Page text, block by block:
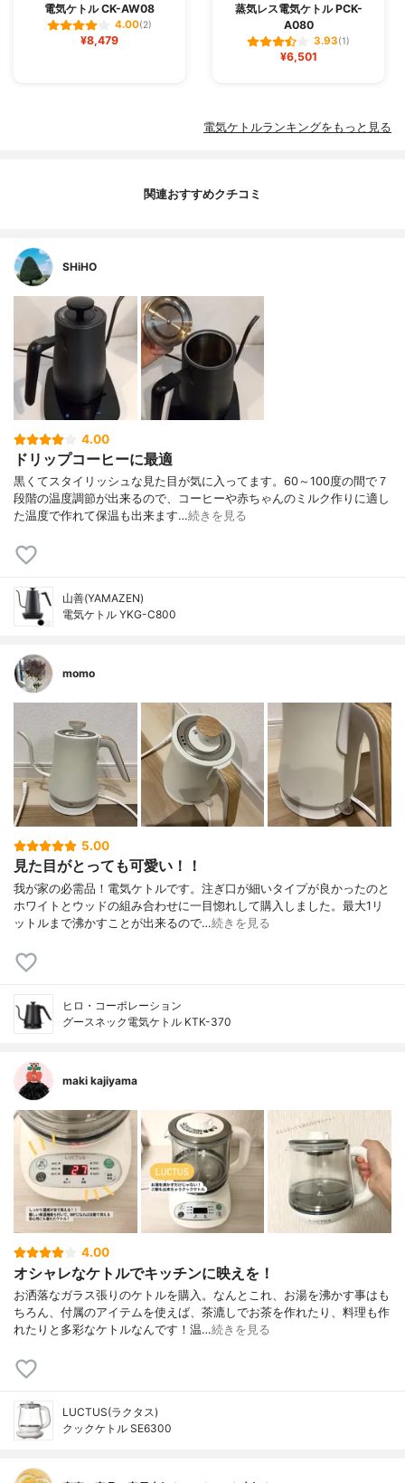
電気ケトル CK-AW08
4.00(2)
¥8,479
蒸気レス電気ケトル PCK-
A080
3.93(1)
¥6,501
電気ケトルランキングをもっと見る
関連おすすめクチコミ
SHiHO
4.00
ドリップコーヒーに最適
黒くてスタイリッシュな見た目が気に入ってます。60～100度の間で７
段階の温度調節が出来るので、コーヒーや赤ちゃんのミルク作りに適し
た温度で作れて保温も出来ます…続きを見る
山善(YAMAZEN)
電気ケトル YKG-C800
momo
5.00
見た目がとっても可愛い！！
我が家の必需品！電気ケトルです。注ぎ口が細いタイプが良かったのと
ホワイトとウッドの組み合わせに一目惚れして購入しました。最大1リ
ットルまで沸かすことが出来るので…続きを見る
ヒロ・コーポレーション
グースネック電気ケトル KTK-370
maki kajiyama
4.00
オシャレなケトルでキッチンに映えを！
お洒落なガラス張りのケトルを購入。なんとこれ、お湯を沸かす事はも
ちろん、付属のアイテムを使えば、茶漉しでお茶を作れたり、料理も作
れたりと多彩なケトルなんです！温…続きを見る
LUCTUS(ラクタス)
クックケトル SE6300